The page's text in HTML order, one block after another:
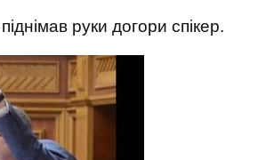
руки догори спікер.